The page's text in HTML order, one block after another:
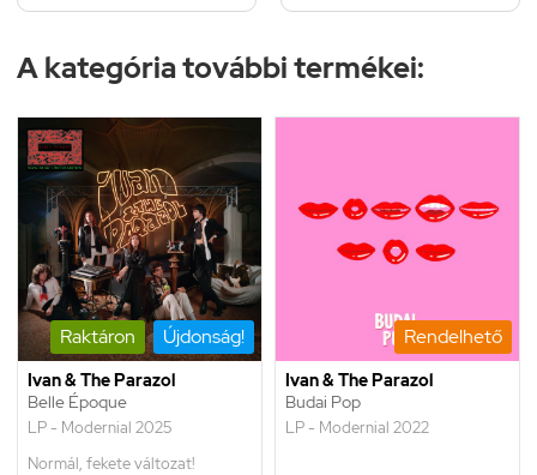
A kategória további termékei:
Raktáron Újdonság!
Ivan & The Parazol
Belle Époque
LP - Modernial 2025
Normál, fekete változat!
Rendelhető
Ivan & The Parazol
Budai Pop
LP - Modernial 2022